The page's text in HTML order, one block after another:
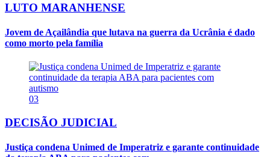
LUTO MARANHENSE
Jovem de Açailândia que lutava na guerra da Ucrânia é dado
como morto pela família
03
DECISÃO JUDICIAL
Justiça condena Unimed de Imperatriz e garante continuidade